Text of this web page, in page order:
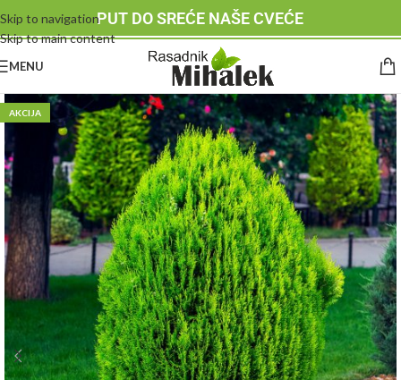
Skip to navigation
Skip to main content
PUT DO SREĆE NAŠE CVEĆE
MENU
AKCIJA